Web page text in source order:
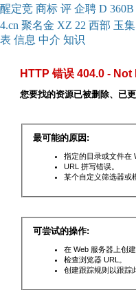
醒定竞 商标 评 企聘 D 360B
4.cn 聚名金 XZ 22 西部 玉集
表 信息 中介 知识